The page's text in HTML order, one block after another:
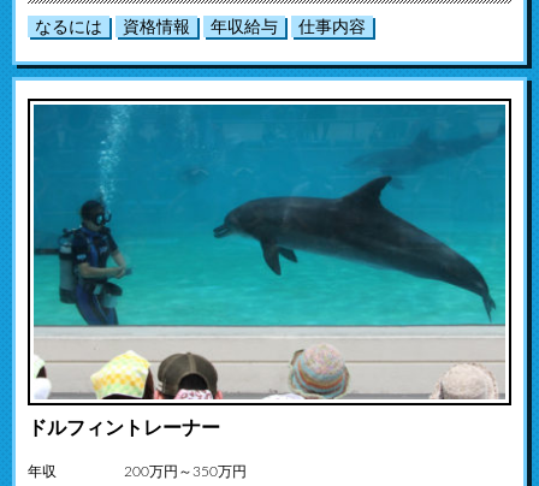
なるには 資格情報 年収給与 仕事内容
ドルフィントレーナー
年収 200万円～350万円